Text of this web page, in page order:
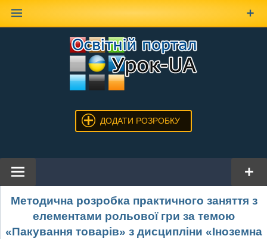
ДОДАТИ РОЗРОБКУ
Методична розробка практичного заняття з
елементами рольової гри за темою
«Пакування товарів» з дисципліни «Іноземна